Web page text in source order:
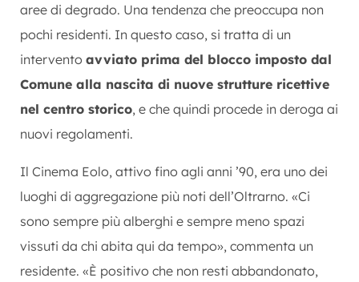
aree di degrado. Una tendenza che preoccupa non
pochi residenti. In questo caso, si tratta di un
intervento avviato prima del blocco imposto dal
Comune alla nascita di nuove strutture ricettive
nel centro storico, e che quindi procede in deroga ai
nuovi regolamenti.
Il Cinema Eolo, attivo fino agli anni ’90, era uno dei
luoghi di aggregazione più noti dell’Oltrarno. «Ci
sono sempre più alberghi e sempre meno spazi
vissuti da chi abita qui da tempo», commenta un
residente. «È positivo che non resti abbandonato,